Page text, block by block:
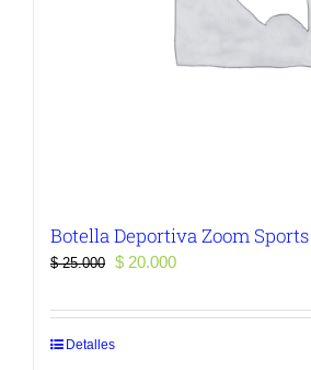
Botella Deportiva Zoom
$25.000 El
original
era:
$ 20.000El
actual
Detalles